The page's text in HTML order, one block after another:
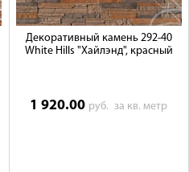
Декоративный камень 292-40
White Hills "Хайлэнд", красный
1 920.00 руб.за кв. метр